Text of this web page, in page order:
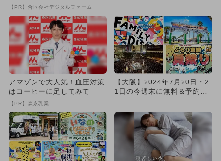
い方”がこれ
【PR】合同会社デジタルファーム
アマゾンで大人気！血圧対策
はコーヒーに足してみて
【PR】森永乳業
【大阪】2024年7月20日・2
1日の今週末に無料＆予約不